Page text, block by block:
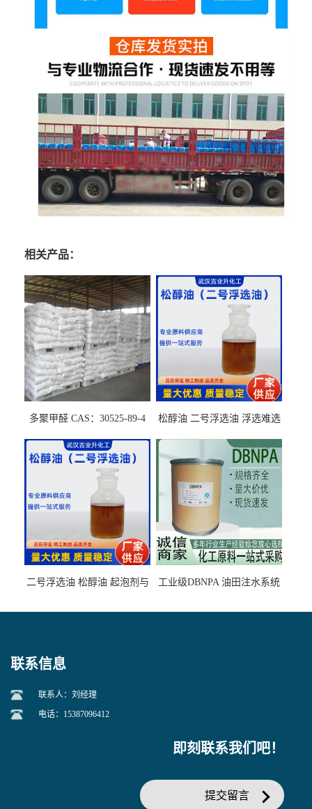
相关产品：
多聚甲醛 CAS：30525-89-4
松醇油 二号浮选油 浮选难选
二号浮选油 松醇油 起泡剂与
工业级DBNPA 油田注水系统
联系信息
联系人：刘经理
电话：15387096412
即刻联系我们吧！
提交留言